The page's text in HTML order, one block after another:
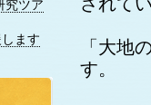
「大地
す。
ツア
ます